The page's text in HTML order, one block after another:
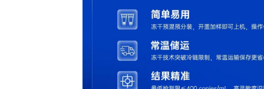
发布时间：2025-